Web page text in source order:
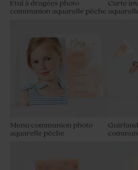
Etui à dragées photo
communion aquarelle pêche
Carte
Menu communion photo
aquarelle pêche